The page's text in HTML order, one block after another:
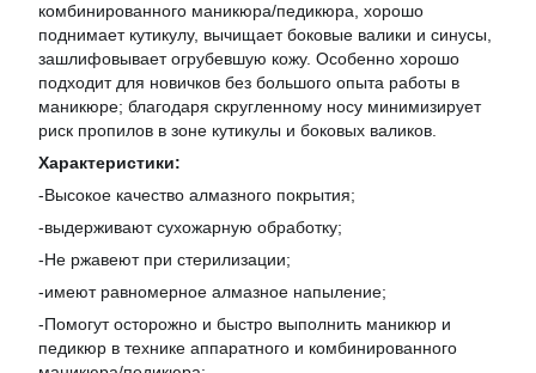
комбинированного маникюра/педикюра, хорошо
поднимает кутикулу, вычищает боковые валики и синусы,
зашлифовывает огрубевшую кожу. Особенно хорошо
подходит для новичков без большого опыта работы в
маникюре; благодаря скругленному носу минимизирует
риск пропилов в зоне кутикулы и боковых валиков.
Характеристики:
-Высокое качество алмазного покрытия;
-выдерживают сухожарную обработку;
-Не ржавеют при стерилизации;
-имеют равномерное алмазное напыление;
-Помогут осторожно и быстро выполнить маникюр и
педикюр в технике аппаратного и комбинированного